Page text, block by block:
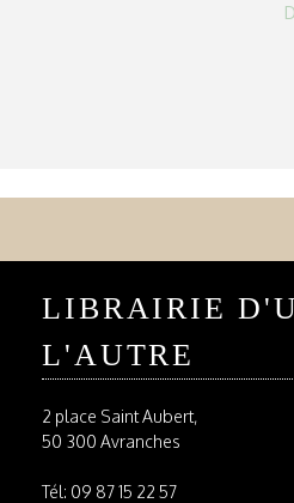
LIBRAIRIE
L'AUTRE
2 place Saint Aubert,
50 300 Avranches
Tél: 09 87 15 22 57